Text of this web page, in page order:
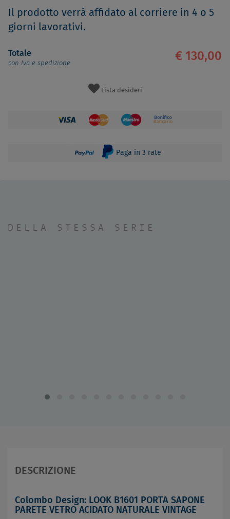
Il prodotto verrà affidato al corriere in 4 o 5
giorni lavorativi.
Totale
con Iva e spedizione
€ 130,00
Lista desideri
Paga in 3 rate
DELLA STESSA SERIE
DESCRIZIONE
Colombo Design: LOOK B1601 PORTA SAPONE
PARETE VETRO ACIDATO NATURALE VINTAGE